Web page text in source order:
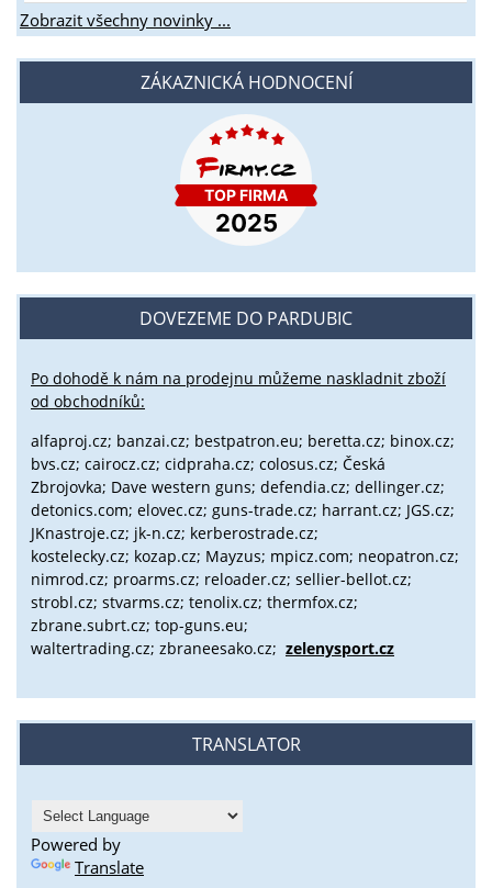
Zobrazit všechny novinky ...
ZÁKAZNICKÁ HODNOCENÍ
DOVEZEME DO PARDUBIC
Po dohodě k nám na prodejnu můžeme naskladnit zboží
od obchodníků:
alfaproj.cz; banzai.cz; bestpatron.eu; beretta.cz; binox.cz;
bvs.cz; cairocz.cz; cidpraha.cz; colosus.cz; Česká
Zbrojovka; Dave western guns; defendia.cz; dellinger.cz;
detonics.com; elovec.cz; guns-trade.cz; harrant.cz; JGS.cz;
JKnastroje.cz; jk-n.cz; kerberostrade.cz;
kostelecky.cz; kozap.cz; Mayzus; mpicz.com; neopatron.cz;
nimrod.cz; proarms.cz; reloader.cz; sellier-bellot.cz;
strobl.cz; stvarms.cz; tenolix.cz; thermfox.cz;
zbrane.subrt.cz; top-guns.eu;
waltertrading.cz; zbraneesako.cz; zelenysport.cz
TRANSLATOR
Powered by
Translate